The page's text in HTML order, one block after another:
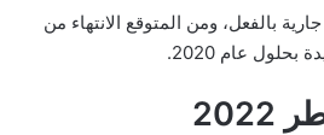
بالفعل، ومن المتوقع الانتهاء من
عام 2020.